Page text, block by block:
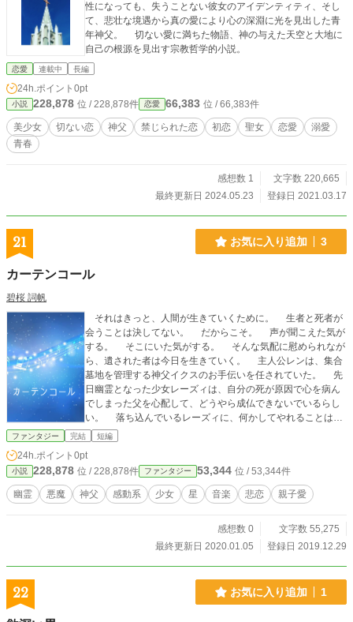
性になっても、失うことない彼女のアイデンティティ、そし
て、悲壮な境遇から真の愛により心の深淵に光を見出した青
年神父。 切ない愛に満ちた物語、神の与えた天空と大地に
自己の根源を見出す宗教哲学的小説。
恋愛 連載中 長編
24h.ポイント 0pt
小説 228,878 位 / 228,878件 恋愛 66,383 位 / 66,383件
美少女 切ない恋 神父 禁じられた恋 初恋 聖女 恋愛
溺愛
青春
感想数 1
文字数 220,665
最終更新日 2024.05.23
登録日 2021.03.17
21 お気に入り追加 3
カーテンコール
碧桜 詞帆
それはきっと、人間が生きていくために。 生者と死者が
会うことは決してない。 だからこそ。 声が聞こえた気が
する。 そこにいた気がする。 そんな気配に慰められなが
ら、遺された者は今日を生きていく。 主人公レンは、集合
墓地を管理する神父イクスのお手伝いを任されていた。 先
日幽霊となった少女レーズィは、自分の死が原因で心を病ん
でしまった父を心配して、どうやら成仏できないでいるらし
い。 落ち込んでいるレーズィに、何かしてやれることはな
いかと探すレンだが――。 ※ゲーム用シナリオとして書き
ル・BGM・SE・キャラの登場退出などに頼って描写していな
いところも多々あるので、読みにくいかもしれません…。
元々は友人に大学の学祭展示用として頼まれて作ったシナリ
オです。 1ルート10分程度で終わる、背景やスチルは極力
ンディングに行くのは1つのみ、など友人の希望と制作する方
の負担を減らすなどの色々な制約のもと制作しております。
何度も同じだったり似た場面が出て、しつこく感じるかもし
ファンタジー 完結 短編
24h.ポイント 0pt
小説 228,878 位 / 228,878件 ファンタジー 53,344 位 / 53,344件
幽霊 悪魔 神父 感動系 少女 星 音楽 悲恋 親子愛
感想数 0
文字数 55,275
最終更新日 2020.01.05
登録日 2019.12.29
22 お気に入り追加 1